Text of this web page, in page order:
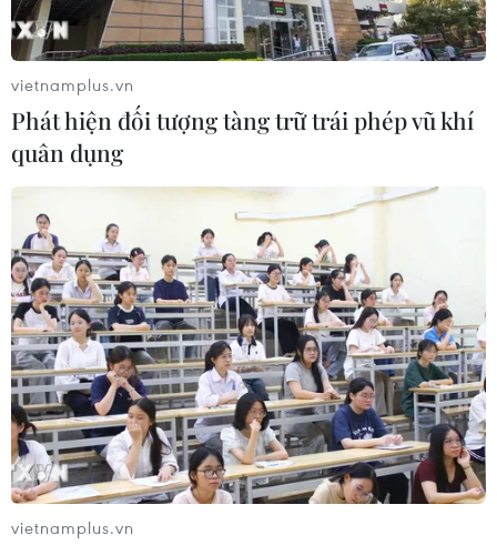
Nhật Bản siết chặt kiểm tra tàu thuyền
chở hàng đến Triều Tiên
27/06/2017 07:15
Nhật Bản đã thông qua quy định siết chặt hoạt động
kiểm tra các tàu của nước thứ ba chở hàng hóa vào
Triều Tiên nhằm phục vụ cho các chương trình phát triển
vũ khí của Bình Nhưỡng.
vietnamplus.vn
Phát hiện đối tượng tàng trữ trái phép vũ khí
quân dụng
vietnamplus.vn